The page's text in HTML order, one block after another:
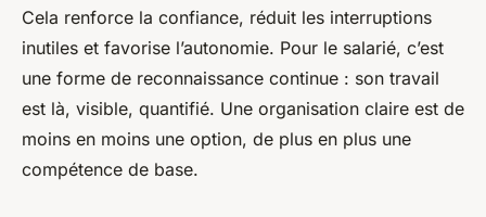
Cela renforce la confiance, réduit les interruptions
inutiles et favorise l’autonomie. Pour le salarié, c’est
une forme de reconnaissance continue : son travail
est là, visible, quantifié. Une organisation claire est de
moins en moins une option, de plus en plus une
compétence de base.